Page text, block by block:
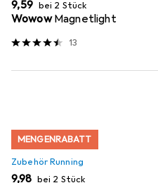
EUR
9,59 bei 2 Stück
Wowow Magnetlight
13
MENGENRABATT
Zubehör Running
EUR
9,98 bei 2 Stück